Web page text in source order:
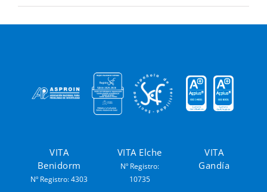
VITA
Benidorm
Nº Registro: 4303
VITA Elche
Nº Registro:
10735
VITA
Gandía